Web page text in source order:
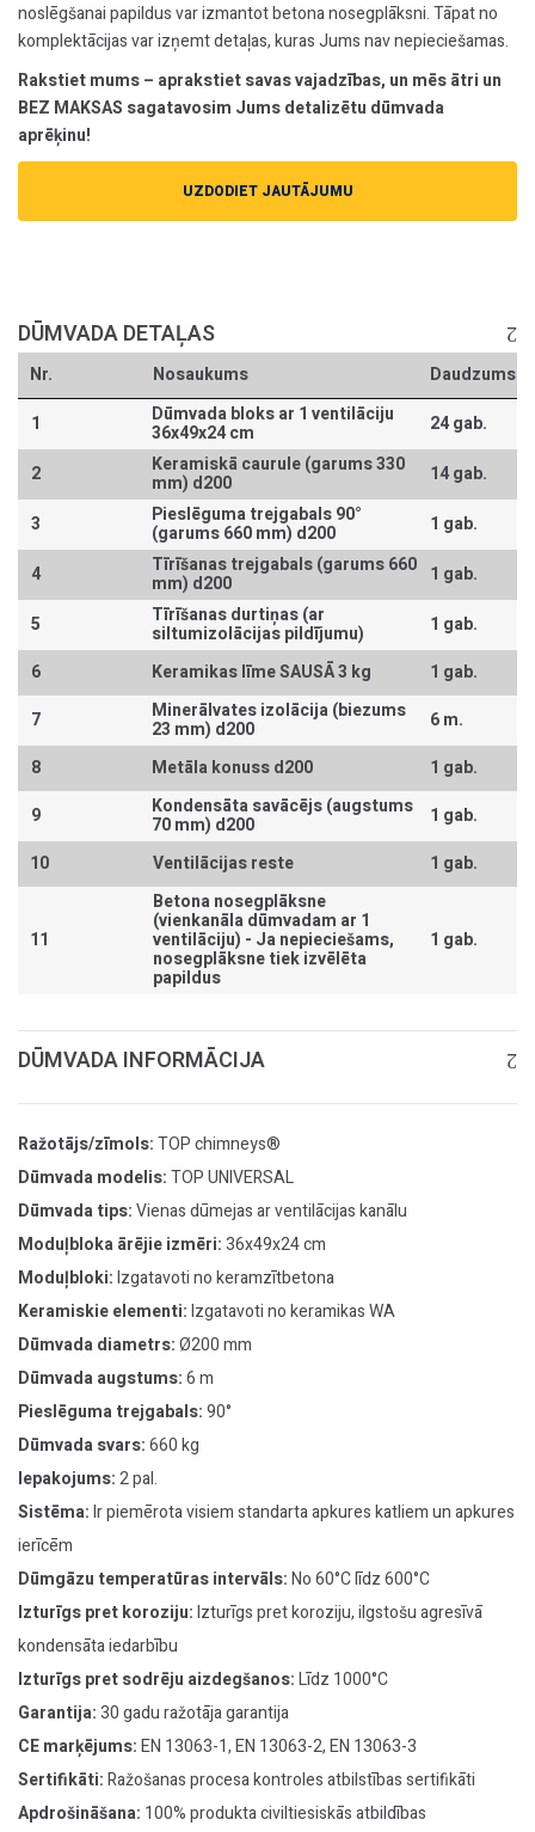
noslēgšanai papildus var izmantot betona nosegplāksni. Tāpat no
komplektācijas var izņemt detaļas, kuras Jums nav nepieciešamas.
Rakstiet mums – aprakstiet savas vajadzības, un mēs ātri un
BEZ MAKSAS sagatavosim Jums detalizētu dūmvada
aprēķinu!
UZDODIET JAUTĀJUMU
DŪMVADA DETAĻAS
Nr. Nosaukums
Daudzums
1
Dūmvada bloks ar 1 ventilāciju
36x49x24 cm
24 gab.
2
Keramiskā caurule (garums 330
mm) d200
14 gab.
3
Pieslēguma trejgabals 90°
(garums 660 mm) d200
1 gab.
4
Tīrīšanas trejgabals (garums 660
mm) d200
1 gab.
5
Tīrīšanas durtiņas (ar
siltumizolācijas pildījumu)
1 gab.
6
Keramikas līme SAUSĀ 3 kg
1 gab.
7
Minerālvates izolācija (biezums
23 mm) d200
6 m.
8
Metāla konuss d200
1 gab.
9
Kondensāta savācējs (augstums
70 mm) d200
1 gab.
10
Ventilācijas reste 1 gab.
11
Betona nosegplāksne
(vienkanāla dūmvadam ar 1
ventilāciju) - Ja nepieciešams,
nosegplāksne tiek izvēlēta
papildus
1 gab.
DŪMVADA INFORMĀCIJA
Ražotājs/zīmols:TOP chimneys®
Dūmvada modelis:TOP UNIVERSAL
Dūmvada tips:Vienas dūmejas ar ventilācijas kanālu
Moduļbloka ārējie izmēri:36x49x24 cm
Moduļbloki:Izgatavoti no keramzītbetona
Keramiskie elementi:Izgatavoti no keramikas WA
Dūmvada diametrs:Ø200 mm
Dūmvada augstums:6 m
Pieslēguma trejgabals:90°
Dūmvada svars:660 kg
Iepakojums:2 pal.
Sistēma:Ir piemērota visiem standarta apkures katliem un apkures
ierīcēm
Dūmgāzu temperatūras intervāls:No 60°C līdz 600°C
Izturīgs pret koroziju:Izturīgs pret koroziju, ilgstošu agresīvā
kondensāta iedarbību
Izturīgs pret sodrēju aizdegšanos:Līdz 1000°C
Garantija:30 gadu ražotāja garantija
CE marķējums:EN 13063-1, EN 13063-2, EN 13063-3
Sertifikāti:Ražošanas procesa kontroles atbilstības sertifikāti
Apdrošināšana: 100% produkta civiltiesiskās atbildības